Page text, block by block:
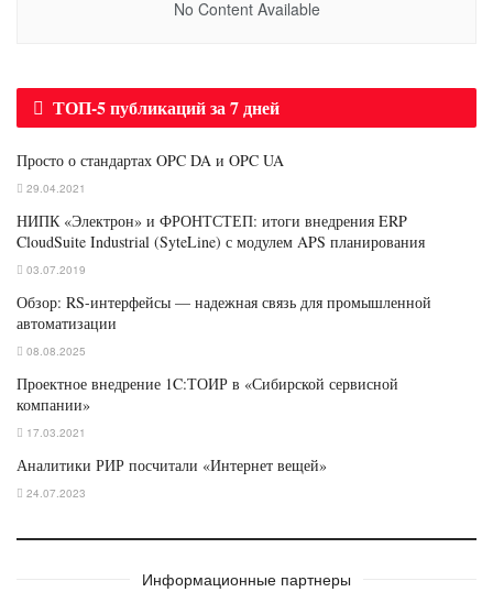
No Content Available
ТОП-5 публикаций за 7 дней
Просто о стандартах OPC DA и OPC UA
29.04.2021
НИПК «Электрон» и ФРОНТСТЕП: итоги внедрения ERP
CloudSuite Industrial (SyteLine) с модулем APS планирования
03.07.2019
Обзор: RS-интерфейсы — надежная связь для промышленной
автоматизации
08.08.2025
Проектное внедрение 1C:ТОИР в «Сибирской сервисной
компании»
17.03.2021
Аналитики РИР посчитали «Интернет вещей»
24.07.2023
Информационные партнеры